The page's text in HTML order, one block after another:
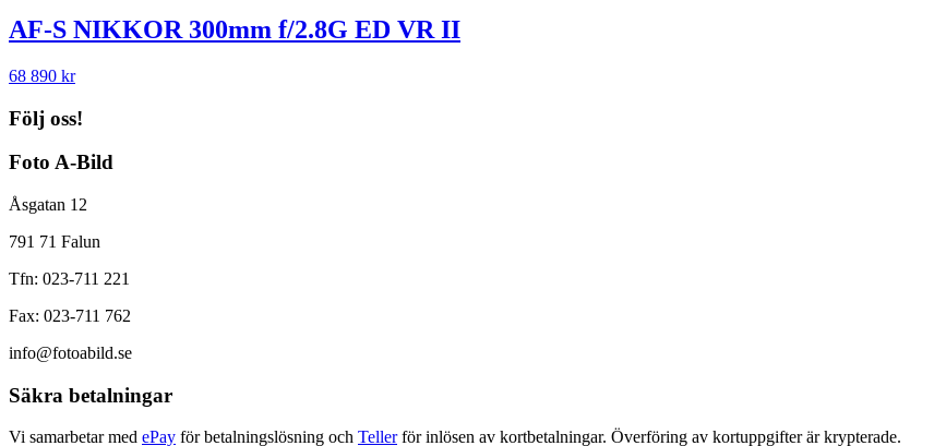
AF-S NIKKOR 300mm f/2.8G ED VR II
68 890 kr
Följ oss!
Foto A-Bild
Åsgatan 12
791 71 Falun
Tfn: 023-711 221
Fax: 023-711 762
info@fotoabild.se
Säkra betalningar
Vi samarbetar med ePay för betalningslösning och Tellerför inlösen av kortbetalningar. Överföring av kortuppgifter är krypterade.